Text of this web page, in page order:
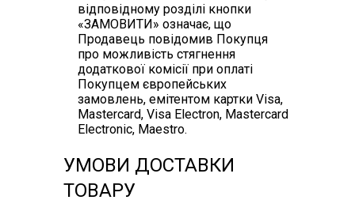
відповідному розділі кнопки
«ЗАМОВИТИ» означає, що
Продавець повідомив Покупця
про можливість стягнення
додаткової комісії при оплаті
Покупцем європейських
замовлень, емітентом картки Visa,
Mastercard, Visa Electron, Mastercard
Electronic, Maestro.
УМОВИ ДОСТАВКИ
ТОВАРУ